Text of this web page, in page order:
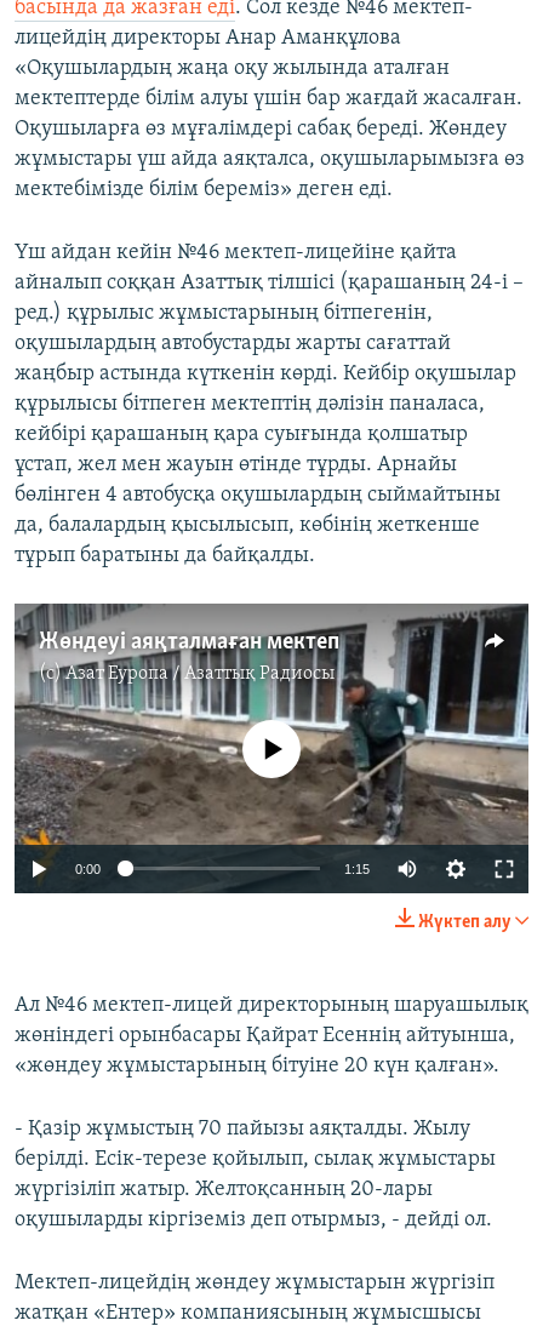
басында да жазған еді. Сол кезде №46 мектеп-
лицейдің директоры Анар Аманқұлова
«Оқушылардың жаңа оқу жылында аталған
мектептерде білім алуы үшін бар жағдай жасалған.
Оқушыларға өз мұғалімдері сабақ береді. Жөндеу
жұмыстары үш айда аяқталса, оқушыларымызға өз
мектебімізде білім береміз» деген еді.
Үш айдан кейін №46 мектеп-лицейіне қайта
айналып соққан Азаттық тілшісі (қарашаның 24-і –
ред.) құрылыс жұмыстарының бітпегенін,
оқушылардың автобустарды жарты сағаттай
жаңбыр астында күткенін көрді. Кейбір оқушылар
құрылысы бітпеген мектептің дәлізін паналаса,
кейбірі қарашаның қара суығында қолшатыр
ұстап, жел мен жауын өтінде тұрды. Арнайы
бөлінген 4 автобусқа оқушылардың сыймайтыны
да, балалардың қысылысып, көбінің жеткенше
тұрып баратыны да байқалды.
Жөндеуі аяқталмаған мектеп
(c)Азат Еуропа / Азаттық Радиосы
No media source currently available
0:00 1:15
Жүктеп алу
Ал №46 мектеп-лицей директорының шаруашылық
жөніндегі орынбасары Қайрат Есеннің айтуынша,
«жөндеу жұмыстарының бітуіне 20 күн қалған».
- Қазір жұмыстың 70 пайызы аяқталды. Жылу
берілді. Есік-терезе қойылып, сылақ жұмыстары
жүргізіліп жатыр. Желтоқсанның 20-лары
оқушыларды кіргіземіз деп отырмыз, - дейді ол.
Мектеп-лицейдің жөндеу жұмыстарын жүргізіп
жатқан «Ентер» компаниясының жұмысшысы